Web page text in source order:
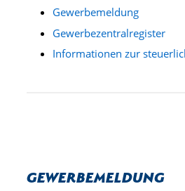
Gewerbemeldung
Gewerbezentralregister
Informationen zur
Gewerbemeldung